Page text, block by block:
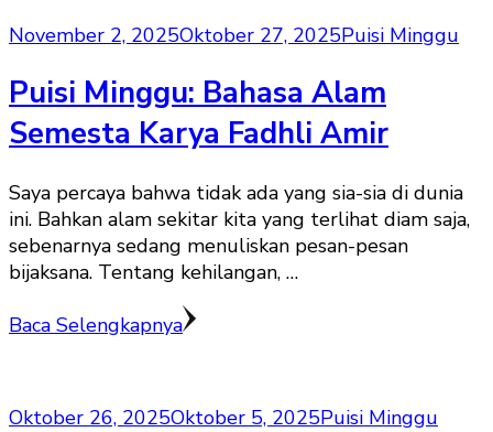
November 2, 2025Oktober 27, 2025Puisi Minggu
Puisi Minggu: Bahasa Alam
Semesta Karya Fadhli Amir
Saya percaya bahwa tidak ada yang sia-sia di dunia
ini. Bahkan alam sekitar kita yang terlihat diam saja,
sebenarnya sedang menuliskan pesan-pesan
bijaksana. Tentang kehilangan, …
Baca Selengkapnya
Oktober 26, 2025Oktober 5, 2025Puisi Minggu